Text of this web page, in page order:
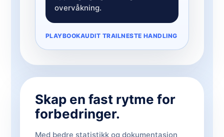
overvåkning.
PLAYBOOKAUDIT TRAILNESTE HANDLING
Skap en fast rytme for
forbedringer.
Med bedre statistikk og dokumentasjon